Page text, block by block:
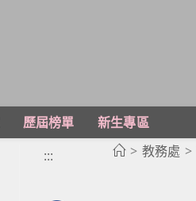
歷屆榜單
新生專區
> 教務處 >
:::